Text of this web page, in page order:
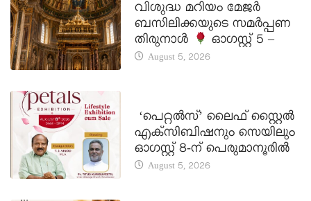
വിശുദ്ധ മറിയം മേജർ
ബസിലിക്കയുടെ സമർപ്പണ
തിരുനാൾ
ഓഗസ്റ്റ് 5 –
August 5, 2026
‘പെറ്റൽസ്’ ലൈഫ് സ്റ്റൈൽ
എക്സിബിഷനും സെയിലും
ഓഗസ്റ്റ് 8-ന് പെരുമാനൂരിൽ
August 5, 2026